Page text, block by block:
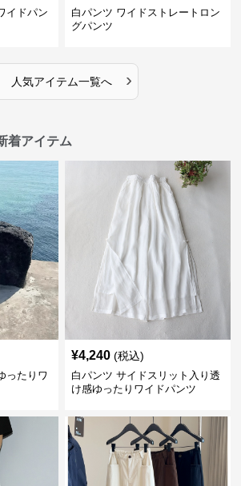
イドパン
白パンツ ワイドストレートロン
グパンツ
人気アイテム一覧へ ›
着アイテム
ったりワ
¥4,240 (税込)
白パンツ サイドスリット入り透
け感ゆったりワイドパンツ